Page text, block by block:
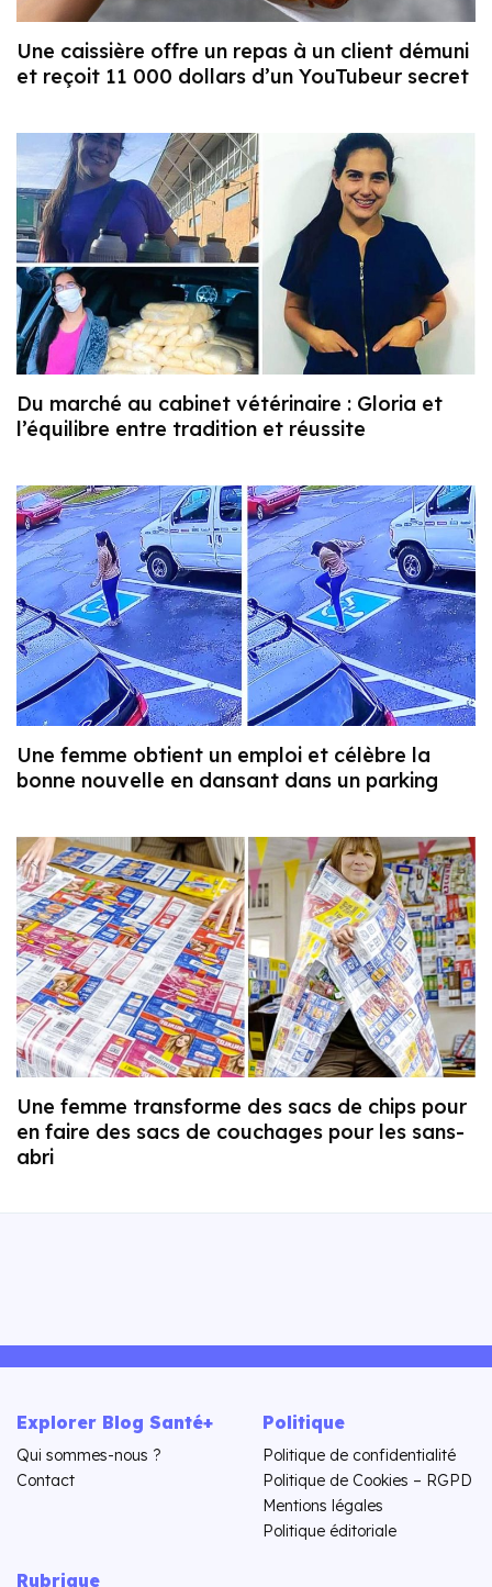
Une caissière offre un repas à un client démuni
et reçoit 11 000 dollars d’un YouTubeur secret
Du marché au cabinet vétérinaire : Gloria et
l’équilibre entre tradition et réussite
Une femme obtient un emploi et célèbre la
bonne nouvelle en dansant dans un parking
Une femme transforme des sacs de chips pour
en faire des sacs de couchages pour les sans-
abri
Explorer Blog Santé+
Qui sommes-nous ?
Contact
Politique
Politique de confidentialité
Politique de Cookies – RGPD
Mentions légales
Politique éditoriale
Rubrique